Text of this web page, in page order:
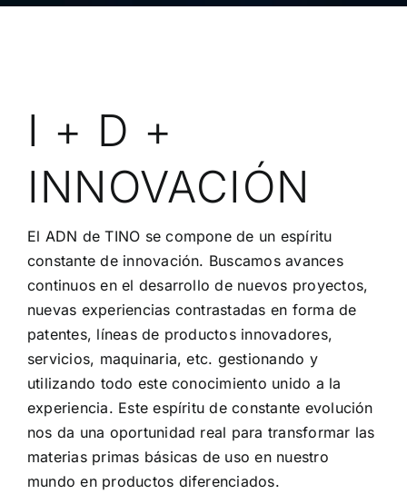
I + D +
INNOVACIÓN
El ADN de TINO se compone de un espíritu
constante de innovación. Buscamos avances
continuos en el desarrollo de nuevos proyectos,
nuevas experiencias contrastadas en forma de
patentes, líneas de productos innovadores,
servicios, maquinaria, etc. gestionando y
utilizando todo este conocimiento unido a la
experiencia. Este espíritu de constante evolución
nos da una oportunidad real para transformar las
materias primas básicas de uso en nuestro
mundo en productos diferenciados.